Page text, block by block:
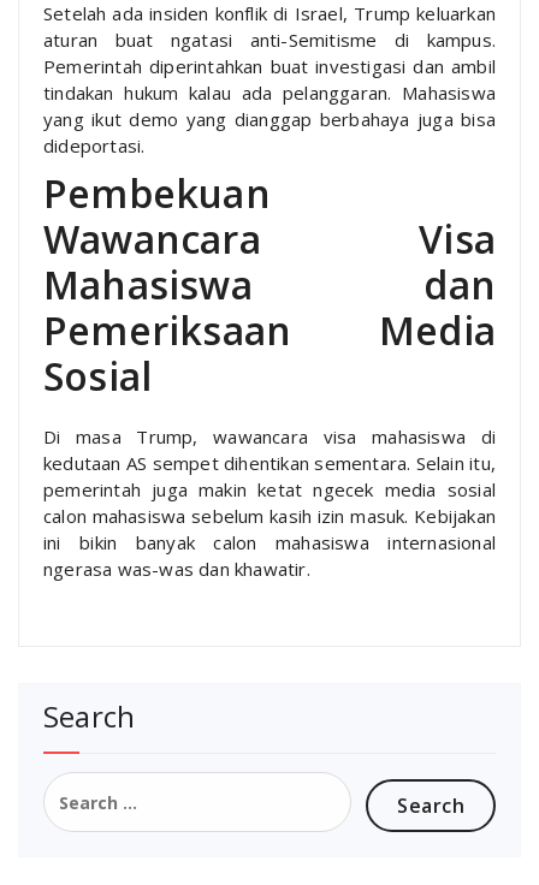
Setelah ada insiden konflik di Israel, Trump keluarkan
aturan buat ngatasi anti-Semitisme di kampus.
Pemerintah diperintahkan buat investigasi dan ambil
tindakan hukum kalau ada pelanggaran. Mahasiswa
yang ikut demo yang dianggap berbahaya juga bisa
dideportasi.
Pembekuan
Wawancara Visa
Mahasiswa dan
Pemeriksaan Media
Sosial
Di masa Trump, wawancara visa mahasiswa di
kedutaan AS sempet dihentikan sementara. Selain itu,
pemerintah juga makin ketat ngecek media sosial
calon mahasiswa sebelum kasih izin masuk. Kebijakan
ini bikin banyak calon mahasiswa internasional
ngerasa was-was dan khawatir.
Search
Search
for: